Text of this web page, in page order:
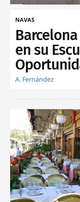
NAVAS
en su
A. Fernández